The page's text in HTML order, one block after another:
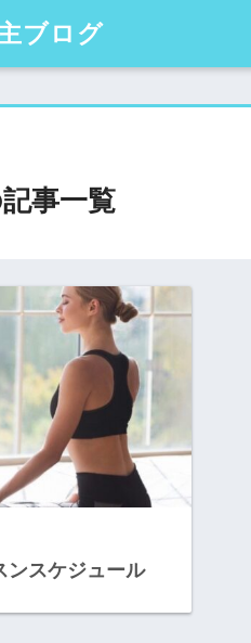
ブログ
記事一覧
ンスケジュール